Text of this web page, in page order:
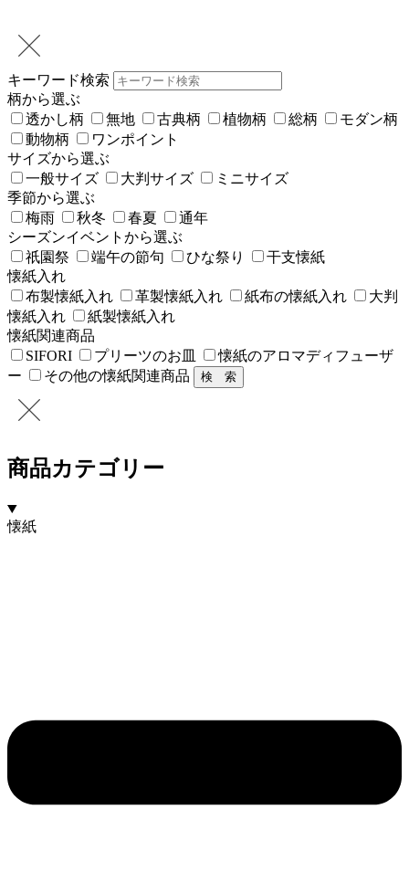
キーワード検索
柄から選ぶ
透かし柄
無地 古典柄 植物柄 総柄
モダン柄
動物柄
ワンポイント
サイズから選ぶ
一般サイズ
大判サイズ
ミニサイズ
季節から選ぶ
梅雨
秋冬 春夏
通年
シーズンイベントから選ぶ
祇園祭
端午の節句 ひな祭り
干支懐紙
懐紙入れ
布製懐紙入れ
革製懐紙入れ 紙布の懐紙入れ
大判
懐紙入れ
紙製懐紙入れ
懐紙関連商品
SIFORI
プリーツのお皿
懐紙のアロマディフューザ
ー
その他の懐紙関連商品
商品カテゴリー
懐紙